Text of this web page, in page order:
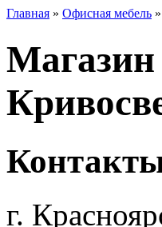
Главная » Офисная мебель »
г.